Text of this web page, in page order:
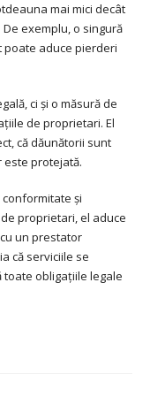
mai mici decât
exemplu, o singură
aduce pierderi
ci și o măsură de
de proprietari. El
că dăunătorii sunt
este protejată.
și
proprietari, el aduce
un prestator
că serviciile se
obligațiile legale